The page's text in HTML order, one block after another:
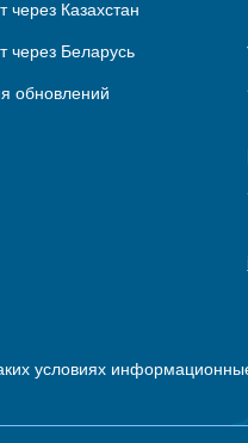
через Казахстан
через Беларусь
обновлений
условиях